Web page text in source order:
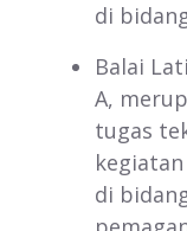
di
Balai
A,
tugas
di